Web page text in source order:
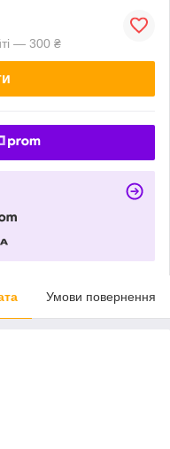
— 300 ₴
Умови повернення